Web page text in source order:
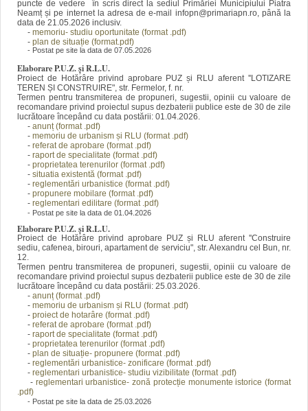
puncte de vedere în scris direct la sediul Primăriei Municipiului Piatra
Neamț și pe internet la adresa de e-mail infopn@primariapn.ro, până la
data de 21.05.2026 inclusiv.
- memoriu- studiu oportunitate (format .pdf)
- plan de situație (format.pdf)
- Postat pe site la data de 07.05.2026
Elaborare P.U.Z. și R.L.U.
Proiect de Hotărâre privind aprobare PUZ și RLU aferent ''LOTIZARE
TEREN ȘI CONSTRUIRE", str. Fermelor, f. nr.
Termen pentru transmiterea de propuneri, sugestii, opinii cu valoare de
recomandare privind proiectul supus dezbaterii publice este de 30 de zile
lucrătoare începând cu data postării: 01.04.2026.
- anunț (format.pdf)
- memoriu de urbanism și RLU (format .pdf)
- referat de aprobare (format .pdf)
- raport de specialitate (format .pdf)
- proprietatea terenurilor (format .pdf)
- situatia existentă (format .pdf)
- reglementări urbanistice (format .pdf)
- propunere mobilare (format .pdf)
- reglementari edilitare (format .pdf)
- Postat pe site la data de 01.04.2026
Elaborare P.U.Z. și R.L.U.
Proiect de Hotărâre privind aprobare PUZ și RLU aferent ''Construire
sediu, cafenea, birouri, apartament de serviciu", str. Alexandru cel Bun, nr.
12.
Termen pentru transmiterea de propuneri, sugestii, opinii cu valoare de
recomandare privind proiectul supus dezbaterii publice este de 30 de zile
lucrătoare începând cu data postării: 25.03.2026.
- anunț (format.pdf)
- memoriu de urbanism și RLU (format .pdf)
- proiect de hotarâre (format .pdf)
- referat de aprobare (format .pdf)
- raport de specialitate (format .pdf)
- proprietatea terenurilor (format .pdf)
- plan de situație- propunere (format .pdf)
- reglementări urbanistice- zonificare (format .pdf)
- reglementari urbanistice- studiu vizibilitate (format .pdf)
- reglementari urbanistice- zonă protecție monumente istorice (format
.pdf)
- Postat pe site la data de 25.03.2026